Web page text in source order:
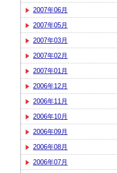
2007年06月
2007年05月
2007年03月
2007年02月
2007年01月
2006年12月
2006年11月
2006年10月
2006年09月
2006年08月
2006年07月